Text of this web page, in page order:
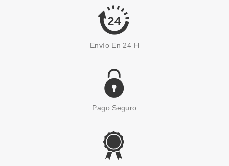
2.35€
ESSENCE
Envío En 24 H
Pago Seguro